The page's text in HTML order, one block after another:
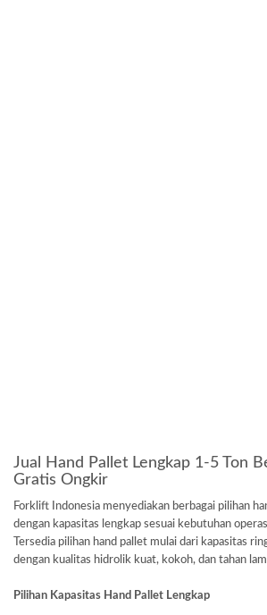
Jual Hand Pallet Lengkap 1-5 Ton
Gratis Ongkir
Forklift Indonesia menyediakan berbagai pilihan
dengan kapasitas lengkap sesuai kebutuhan
Tersedia pilihan hand pallet mulai dari kapasitas
dengan kualitas hidrolik kuat, kokoh, dan tahan
Pilihan Kapasitas Hand Pallet Lengkap